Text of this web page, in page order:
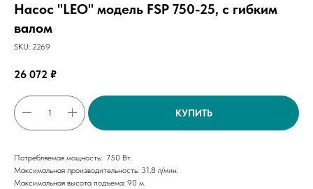
Насос "LEO" модель FSP 750-25, с гибким
валом
SKU: 2269
26 072 ₽
КУПИТЬ
Потребляемая мощность: 750 Вт.
Максимальная производительность: 31,8 л/мин.
Максимальная высота подъема: 90 м.